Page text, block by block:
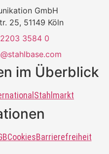
GmbH
25, 51149 Köln
3584 0
im Überblick
Stahlmarkt
CookiesBarrierefreiheit